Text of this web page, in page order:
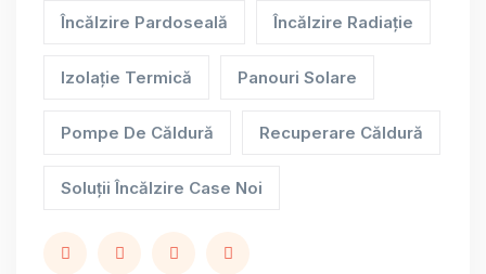
Încălzire Pardoseală Încălzire Radiație
Izolație Termică Panouri Solare
Pompe De Căldură Recuperare Căldură
Soluții Încălzire Case Noi